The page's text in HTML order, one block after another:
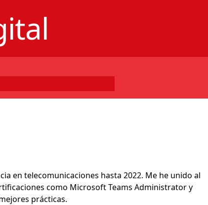
en telecomunicaciones hasta 2022. Me he unido al
como Microsoft Teams Administrator y
prácticas.